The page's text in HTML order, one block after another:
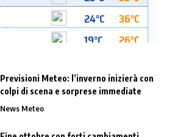
Previsioni Meteo: l’inverno inizierà con
colpi di scena e sorprese immediate
News Meteo